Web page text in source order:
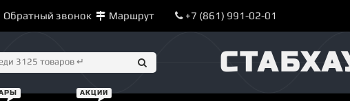
Обратный звонок Маршрут +7 (861) 991-02-01